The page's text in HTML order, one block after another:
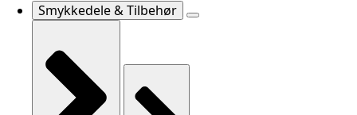
Smykkedele & Tilbehør